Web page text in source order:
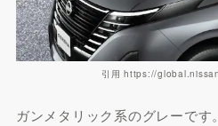
引用 https://
ガンメタリック系のグレーです。